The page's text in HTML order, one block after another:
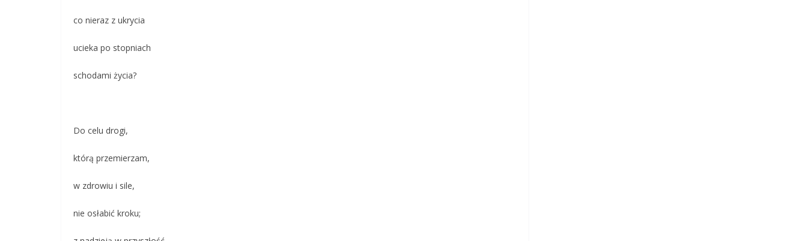
co nieraz z ukrycia
ucieka po stopniach
schodami życia?
Do celu drogi,
którą przemierzam,
w zdrowiu i sile,
nie osłabić kroku;